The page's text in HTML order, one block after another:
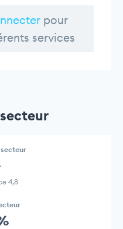
pour
services
4,8